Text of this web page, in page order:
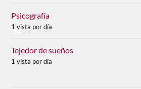
Psicografía
1 vista por día
Tejedor de sueños
1 vista por día